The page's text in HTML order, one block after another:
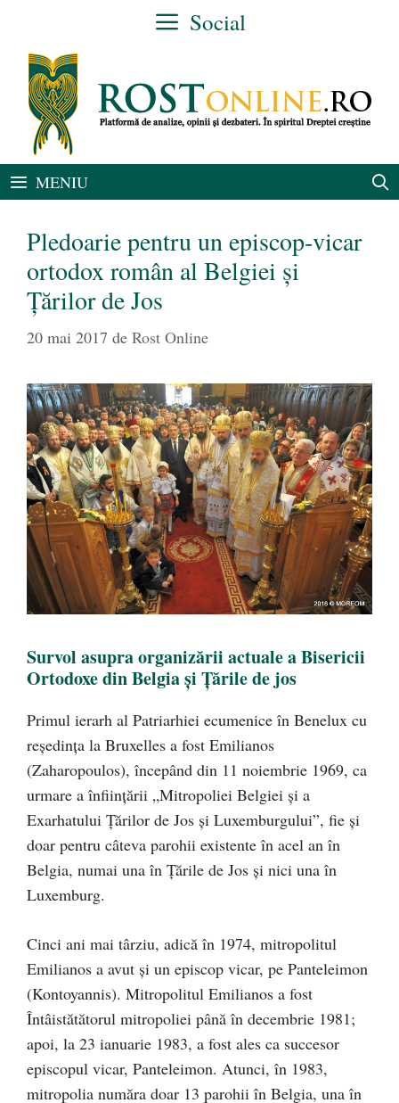
conținut
Social
MENIU
Pledoarie pentru un episcop-vicar
ortodox român al Belgiei și
Țărilor de Jos
20 mai 2017 de Rost Online
Survol asupra organizării actuale a Bisericii
Ortodoxe din Belgia și Țările de jos
Primul ierarh al Patriarhiei ecumenice în Benelux cu
reședința la Bruxelles a fost Emilianos
(Zaharopoulos), începând din 11 noiembrie 1969, ca
urmare a înființării „Mitropoliei Belgiei și a
Exarhatului Țărilor de Jos și Luxemburgului”, fie și
doar pentru câteva parohii existente în acel an în
Belgia, numai una în Țările de Jos și nici una în
Luxemburg.
Cinci ani mai târziu, adică în 1974, mitropolitul
Emilianos a avut și un episcop vicar, pe Panteleimon
(Kontoyannis). Mitropolitul Emilianos a fost
Întâistătătorul mitropoliei până în decembrie 1981;
apoi, la 23 ianuarie 1983, a fost ales ca succesor
episcopul vicar, Panteleimon. Atunci, în 1983,
mitropolia număra doar 13 parohii în Belgia, una în